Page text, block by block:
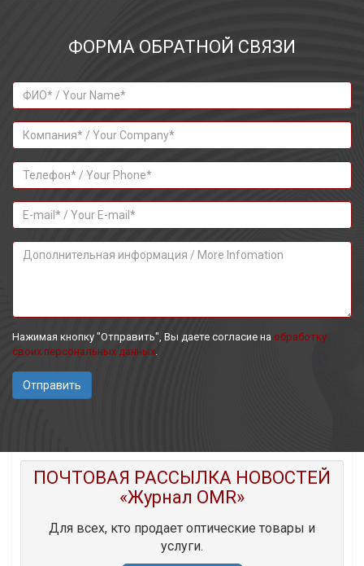
ФОРМА ОБРАТНОЙ СВЯЗИ
Нажимая кнопку "Отправить", Вы даете согласие на обработку
своих персональных данных
Отправить
ПОЧТОВАЯ РАССЫЛКА НОВОСТЕЙ
«Журнал OMR»
Для всех, кто продает оптические товары и
услуги.